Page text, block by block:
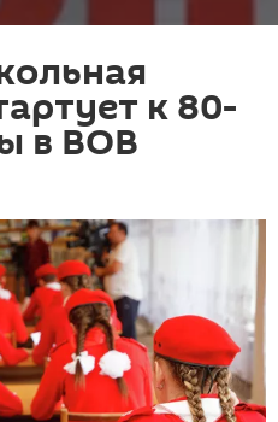
к 80-
в ВОВ